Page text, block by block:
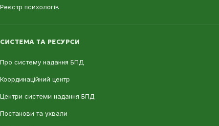
Реєстр психологів
СИСТЕМА ТА РЕСУРСИ
Про систему надання БПД
Координаційний центр
Центри системи надання БПД
Постанови та ухвали